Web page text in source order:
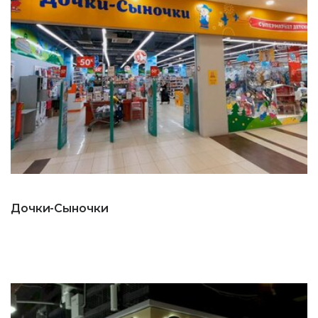
Дочки-Сыночки